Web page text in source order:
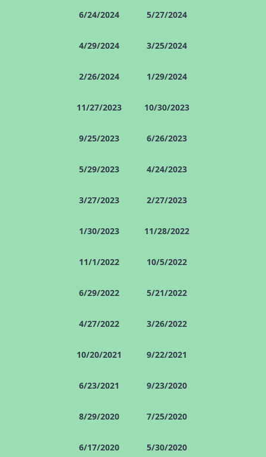
6/24/2024 5/27/2024
4/29/2024 3/25/2024
2/26/2024 1/29/2024
11/27/2023 10/30/2023
9/25/2023 6/26/2023
5/29/2023 4/24/2023
3/27/2023 2/27/2023
1/30/2023 11/28/2022
11/1/2022 10/5/2022
6/29/2022 5/21/2022
4/27/2022 3/26/2022
10/20/2021 9/22/2021
6/23/2021 9/23/2020
8/29/2020 7/25/2020
6/17/2020 5/30/2020